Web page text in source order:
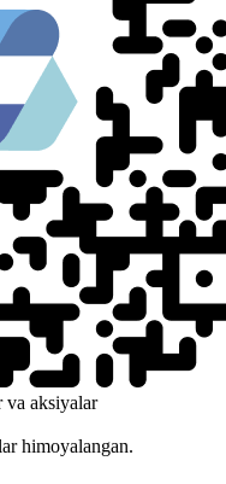
va aksiyalar
himoyalangan.